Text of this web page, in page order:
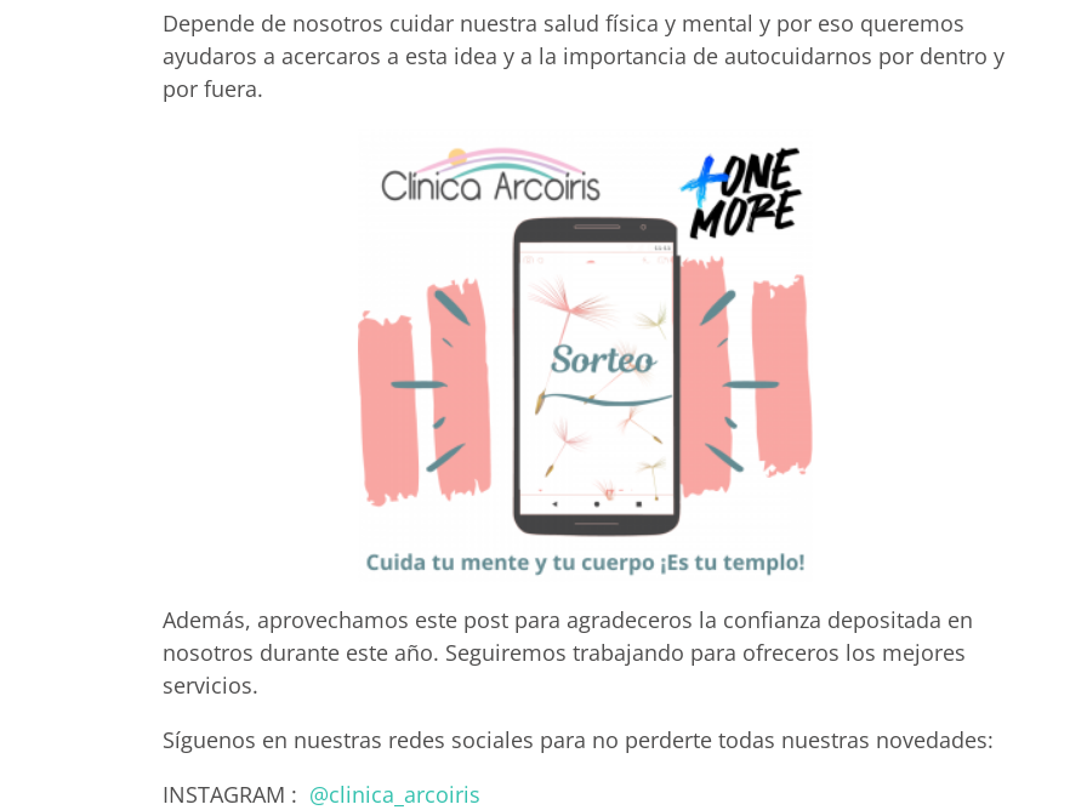
Depende de nosotros cuidar nuestra salud física y mental y por eso queremos
ayudaros a acercaros a esta idea y a la importancia de autocuidarnos por dentro y
por fuera.
Además, aprovechamos este post para agradeceros la confianza depositada en
nosotros durante este año. Seguiremos trabajando para ofreceros los mejores
servicios.
Síguenos en nuestras redes sociales para no perderte todas nuestras novedades:
INSTAGRAM : @clinica_arcoiris